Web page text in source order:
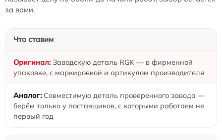
за вами.
Что ставим
Заводскую деталь RGK — в фирменной
упаковке, с маркировкой и артикулом производителя
Совместимую деталь проверенного завода —
берём только у поставщиков, с которыми работаем не
первый год